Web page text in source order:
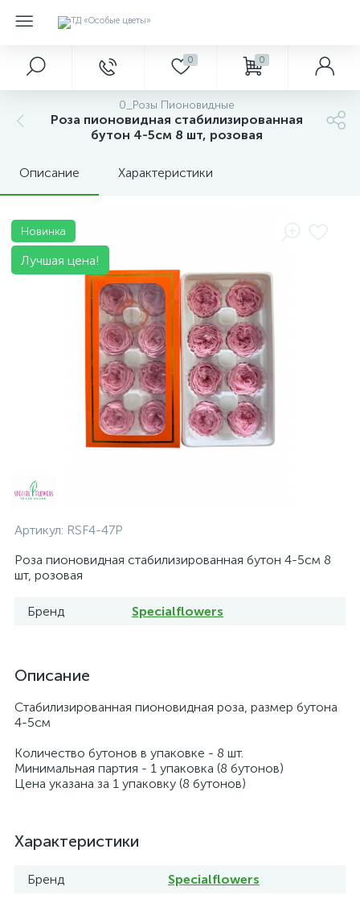
0 0
0_Розы Пионовидные
Роза пионовидная стабилизированная
бутон 4-5см 8 шт, розовая
Описание Характеристики
Новинка
Лучшая цена!
Артикул: RSF4-47P
Роза пионовидная стабилизированная бутон 4-5см 8
шт, розовая
Бренд Specialflowers
Описание
Стабилизированная пионовидная роза, размер бутона
4-5см
Количество бутонов в упаковке - 8 шт.
Минимальная партия - 1 упаковка (8 бутонов)
Цена указана за 1 упаковку (8 бутонов)
Характеристики
Бренд
Specialflowers